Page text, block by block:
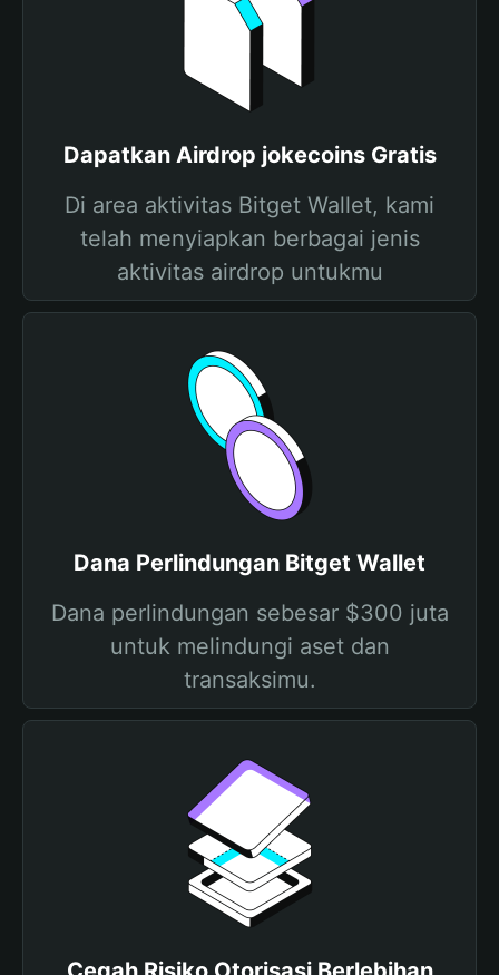
Dapatkan Airdrop jokecoins Gratis
Di area aktivitas Bitget Wallet, kami
telah menyiapkan berbagai jenis
aktivitas airdrop untukmu
Dana Perlindungan Bitget Wallet
Dana perlindungan sebesar $300 juta
untuk melindungi aset dan
transaksimu.